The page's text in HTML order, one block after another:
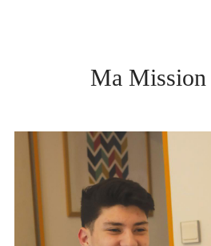
Ma Mission